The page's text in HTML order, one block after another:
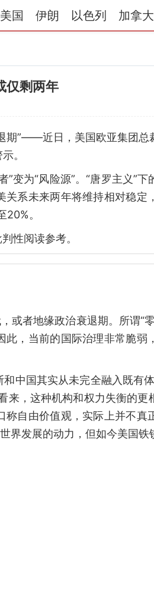
美国 伊朗 以色列 加拿大
仅剩两年
期”——近日，美国欧亚集团总
。
变为“风险源”。“唐罗主义”
系未来两年将维持相对稳定
。
性阅读参考。
或者地缘政治衰退期。所谓“
，当前的国际治理非常脆弱
中国其实从未完全融入既有
来，这种机构和权力失衡的更
自由价值观，实际上并不真
界发展的动力，但如今美国